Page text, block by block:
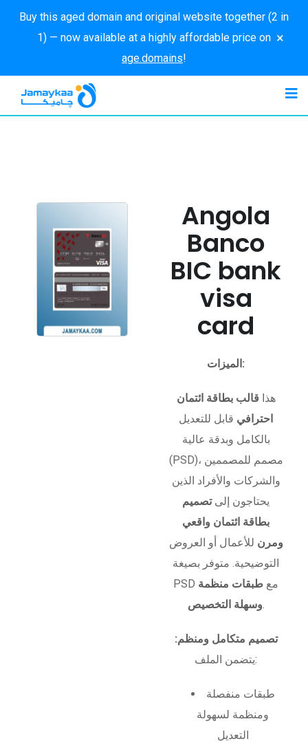
Buy this aged domain and original website together (2 in
1) — now available at a highly affordable price on
age.domains!
×
Angola
Banco
BIC bank
visa
card
الميزات:
هذا قالب بطاقة ائتمان
احترافي قابل للتعديل
بالكامل وبدقة عالية
(PSD)، مصمم للمصممين
والشركات والأفراد الذين
يحتاجون إلىتصميم
بطاقة ائتمان واقعي
ومرن للأعمال أو العروض
التوضيحية. متوفر بصيغة
PSD مع طبقات منظمة
وسهلة التخصيص.
تصميم متكامل ومنظم:
يتضمن الملف:
طبقات منفصلة
ومنظمة لسهولة
التعديل